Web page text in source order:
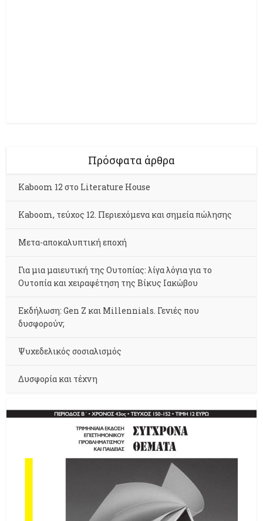
Πρόσφατα άρθρα
Kaboom 12 στο Literature House
Kaboom, τεύχος 12. Περιεχόμενα και σημεία πώλησης
Μετα-αποκαλυπτική εποχή
Για μια μαιευτική της Ουτοπίας: λίγα λόγια για το
Ουτοπία και χειραφέτηση της Βίκυς Ιακώβου
Εκδήλωση: Gen Z και Millennials. Γενιές που
δυσφορούν;
Ψυχεδελικός σοσιαλισμός
Δυσφορία και τέχνη